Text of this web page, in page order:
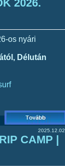
2026.
os nyári
Délután
2025.12.02.
CAMP |